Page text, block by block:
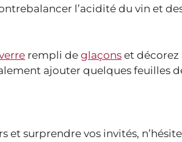
l’acidité du vin et
rempli de glaçons et décorez
ajouter quelques feuilles
et surprendre vos invités,